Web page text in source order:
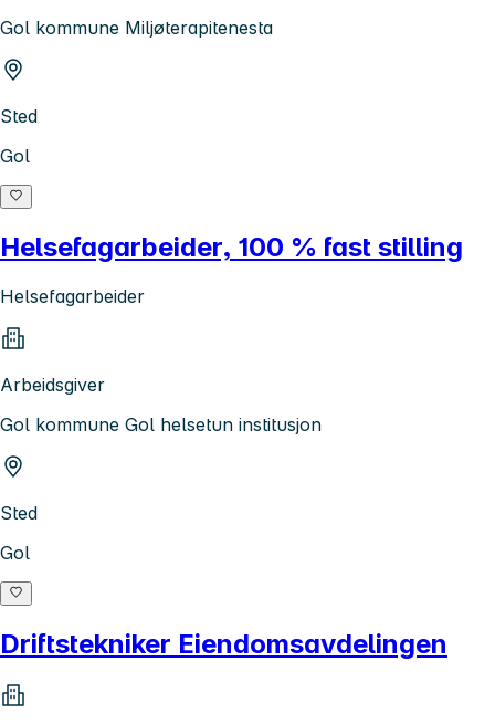
Gol kommune Miljøterapitenesta
Sted
Gol
Helsefagarbeider, 100 % fast stilling
Helsefagarbeider
Arbeidsgiver
Gol kommune Gol helsetun institusjon
Sted
Gol
Driftstekniker Eiendomsavdelingen